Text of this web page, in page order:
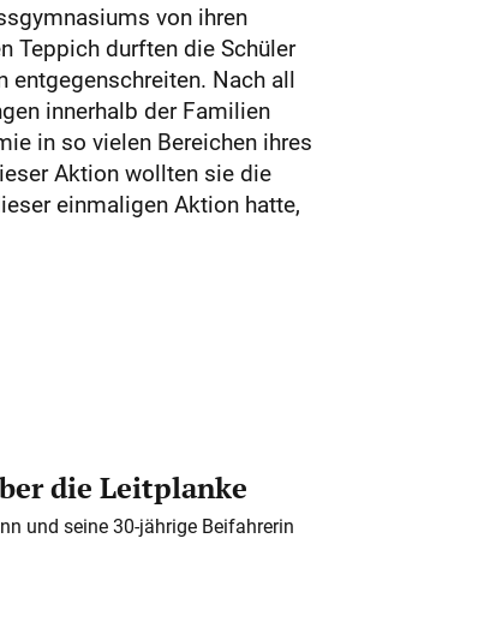
von ihren
Teppich durften die Schüler
entgegenschreiten. Nach all
innerhalb der Familien
in so vielen Bereichen ihres
Aktion wollten sie die
einmaligen Aktion hatte,
die Leitplanke
und seine 30-jährige Beifahrerin